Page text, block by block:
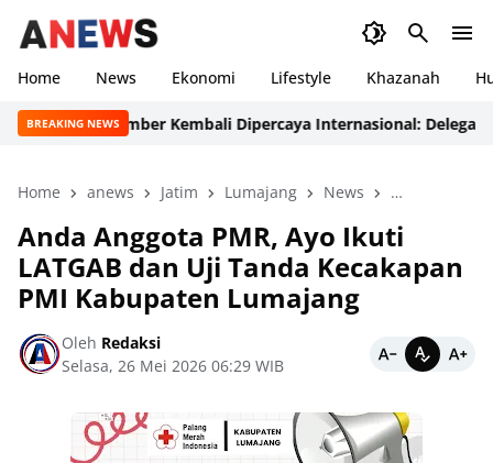
Home News Ekonomi Lifestyle Khazanah
BREAKING NEWS
Jember Kembali Dipercaya Internasional: Delegasi Palang
Home anews Jatim Lumajang News peristiwa
Anda Anggota PMR, Ayo Ikuti
LATGAB dan Uji Tanda Kecakapan
PMI Kabupaten Lumajang
Oleh Redaksi
Selasa, 26 Mei 2026 06:29 WIB